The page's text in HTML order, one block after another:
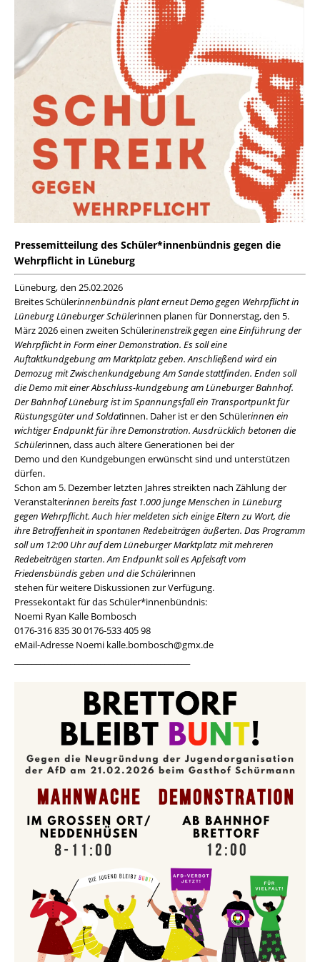
Pressemitteilung des Schüler*innenbündnis gegen die
Wehrpflicht in Lüneburg
Lüneburg, den 25.02.2026
Breites Schülerinnenbündnis plant erneut Demo gegen Wehrpflicht in
Lüneburg Lüneburger Schülerinnen planen für Donnerstag, den 5.
März 2026 einen zweiten Schülerinenstreik gegen eine Einführung der
Wehrpflicht in Form einer Demonstration. Es soll eine
Auftaktkundgebung am Marktplatz geben. Anschließend wird ein
Demozug mit Zwischenkundgebung Am Sande stattfinden. Enden soll
die Demo mit einer Abschluss-kundgebung am Lüneburger Bahnhof.
Der Bahnhof Lüneburg ist im Spannungsfall ein Transportpunkt für
Rüstungsgüter und Soldatinnen. Daher ist er den Schülerinnen ein
wichtiger Endpunkt für ihre Demonstration. Ausdrücklich betonen die
Schülerinnen, dass auch ältere Generationen bei der
Demo und den Kundgebungen erwünscht sind und unterstützen
dürfen.
Schon am 5. Dezember letzten Jahres streikten nach Zählung der
Veranstalterinnen bereits fast 1.000 junge Menschen in Lüneburg
gegen Wehrpflicht. Auch hier meldeten sich einige Eltern zu Wort, die
ihre Betroffenheit in spontanen Redebeiträgen äußerten. Das Programm
soll um 12:00 Uhr auf dem Lüneburger Marktplatz mit mehreren
Redebeiträgen starten. Am Endpunkt soll es Apfelsaft vom
Friedensbündis geben und die Schülerinnen
stehen für weitere Diskussionen zur Verfügung.
Pressekontakt für das Schüler*innenbündnis:
Noemi Ryan Kalle Bombosch
0176-316 835 30 0176-533 405 98
eMail-Adresse Noemi kalle.bombosch@gmx.de